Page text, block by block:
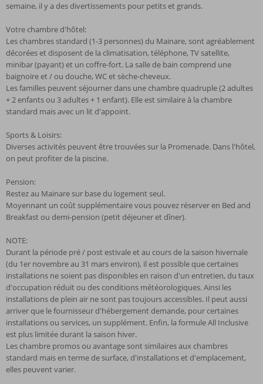
semaine, il y a des divertissements pour petits et grands.
Votre chambre d'hôtel:
Les chambres standard (1-3 personnes) du Mainare, sont agréablement
décorées et disposent de la climatisation, téléphone, TV satellite,
minibar (payant) et un coffre-fort. La salle de bain comprend une
baignoire et / ou douche, WC et sèche-cheveux.
Les familles peuvent séjourner dans une chambre quadruple (2 adultes
+ 2 enfants ou 3 adultes + 1 enfant). Elle est similaire à la chambre
standard mais avec un lit d'appoint.
Sports & Loisirs:
Diverses activités peuvent être trouvées sur la Promenade. Dans l'hôtel,
on peut profiter de la piscine.
Pension:
Restez au Mainare sur base du logement seul.
Moyennant un coût supplémentaire vous pouvez réserver en Bed and
Breakfast ou demi-pension (petit déjeuner et dîner).
NOTE:
Durant la période pré / post estivale et au cours de la saison hivernale
(du 1er novembre au 31 mars environ), il est possible que certaines
installations ne soient pas disponibles en raison d'un entretien, du taux
d'occupation réduit ou des conditions météorologiques. Ainsi les
installations de plein air ne sont pas toujours accessibles. Il peut aussi
arriver que le fournisseur d'hébergement demande, pour certaines
installations ou services, un supplément. Enfin, la formule All Inclusive
est plus limitée durant la saison hiver.
Les chambre promos ou avantage sont similaires aux chambres
standard mais en terme de surface, d'installations et d'emplacement,
elles peuvent varier.